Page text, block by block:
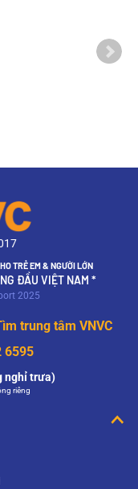
TRẺ EM & NGƯỜI LỚN
ĐẦU VIỆT NAM *
2025
trung tâm VNVC
6595
nghỉ trưa)
riêng